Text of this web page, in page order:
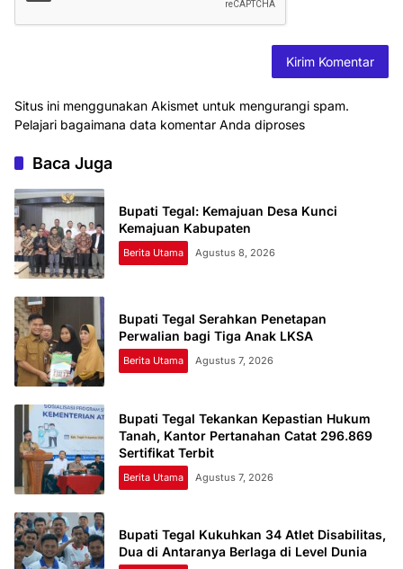
Situs ini menggunakan Akismet untuk mengurangi spam.
Pelajari bagaimana data komentar Anda diproses
Baca Juga
Bupati Tegal: Kemajuan Desa Kunci
Kemajuan Kabupaten
Berita Utama Agustus 8, 2026
Bupati Tegal Serahkan Penetapan
Perwalian bagi Tiga Anak LKSA
Berita Utama Agustus 7, 2026
Bupati Tegal Tekankan Kepastian Hukum
Tanah, Kantor Pertanahan Catat 296.869
Sertifikat Terbit
Berita Utama Agustus 7, 2026
Bupati Tegal Kukuhkan 34 Atlet Disabilitas,
Dua di Antaranya Berlaga di Level Dunia